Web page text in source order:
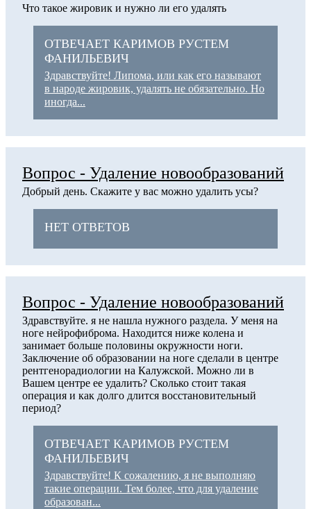
Что такое жировик и нужно ли его удалять
ОТВЕЧАЕТ КАРИМОВ РУСТЕМ
ФАНИЛЬЕВИЧ
Здравствуйте! Липома, или как его называют
в народе жировик, удалять не обязательно. Но
иногда...
Вопрос - Удаление новообразований
Добрый день. Скажите у вас можно удалить усы?
НЕТ ОТВЕТОВ
Вопрос - Удаление новообразований
Здравствуйте. я не нашла нужного раздела. У меня на
ноге нейрофиброма. Находится ниже колена и
занимает больше половины окружности ноги.
Заключение об образовании на ноге сделали в центре
рентгенорадиологии на Калужской. Можно ли в
Вашем центре ее удалить? Сколько стоит такая
операция и как долго длится восстановительный
период?
ОТВЕЧАЕТ КАРИМОВ РУСТЕМ
ФАНИЛЬЕВИЧ
Здравствуйте! К сожалению, я не выполняю
такие операции. Тем более, что для удаление
образован...